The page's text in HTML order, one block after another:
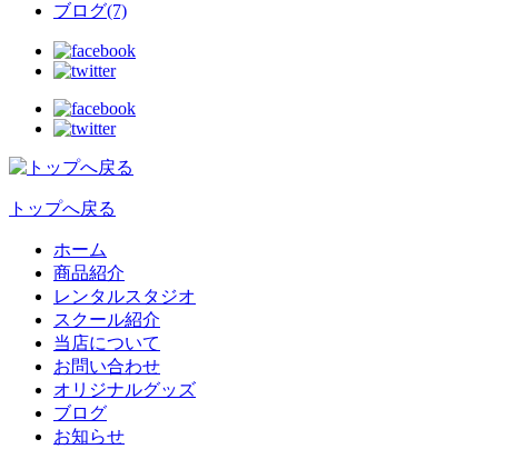
ブログ(7)
トップへ戻る
ホーム
商品紹介
レンタルスタジオ
スクール紹介
当店について
お問い合わせ
オリジナルグッズ
ブログ
お知らせ